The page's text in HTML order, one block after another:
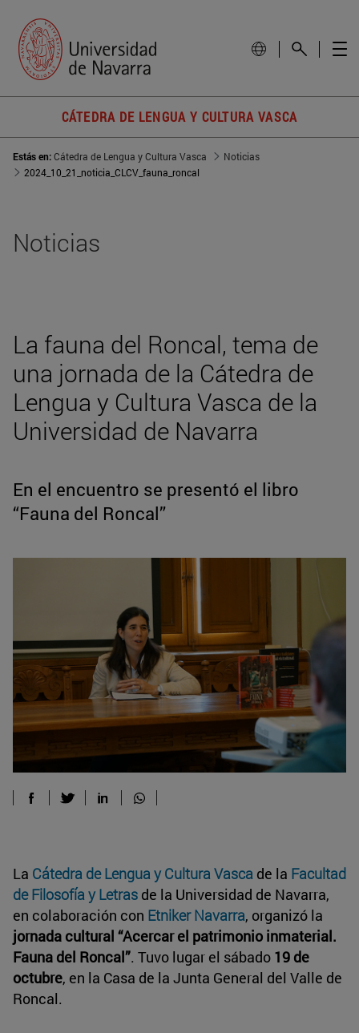
CÁTEDRA DE LENGUA Y CULTURA VASCA
Estás en:Cátedra de Lengua y Cultura Vasca
Noticias
2024_10_21_noticia_CLCV_fauna_roncal
Noticias
La fauna del Roncal, tema de
una jornada de la Cátedra de
Lengua y Cultura Vasca de la
Universidad de Navarra
En el encuentro se presentó el libro
“Fauna del Roncal”
La Cátedra de Lengua y Cultura Vasca de la Facultad
de Filosofía y Letras de la Universidad de Navarra,
en colaboración con Etniker Navarra, organizó la
jornada cultural “Acercar el patrimonio inmaterial.
Fauna del Roncal”. Tuvo lugar el sábado 19 de
octubre, en la Casa de la Junta General del Valle de
Roncal.